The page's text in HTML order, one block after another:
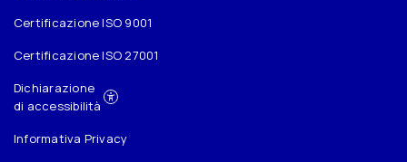
Certificazione ISO 9001
Certificazione ISO 27001
Dichiarazione
di accessibilità
Informativa Privacy